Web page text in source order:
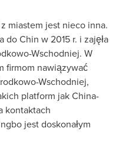
miastem jest nieco inna.
do Chin w 2015 r. i zajęła
Wschodniej. W
firmom nawiązywać
Wschodniej,
platform jak China-
kontaktach
jest doskonałym